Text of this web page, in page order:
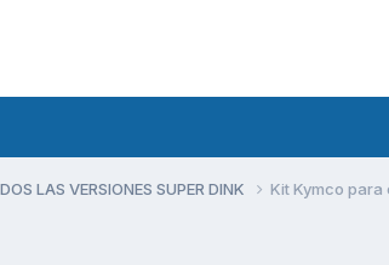
LAS VERSIONES SUPER DINK Kit Kymco